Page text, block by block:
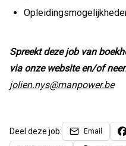
Spreekt deze job van
via onze website en/of
jolien.nys@manpower.be
Deel deze job: Email